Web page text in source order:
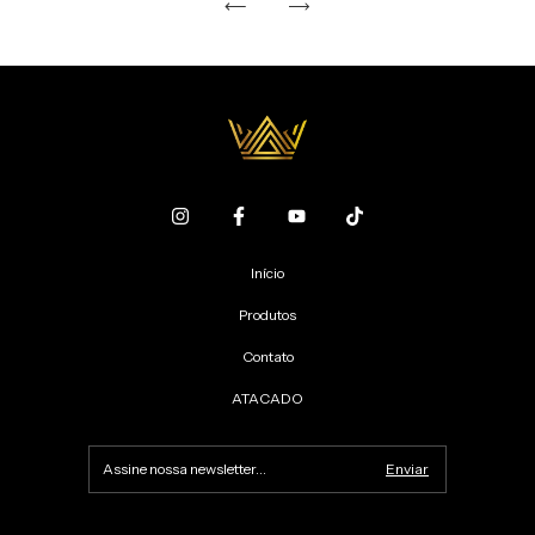
Início
Produtos
Contato
ATACADO